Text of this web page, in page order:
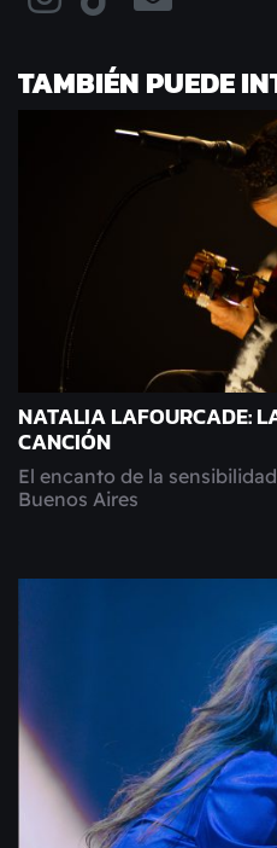
TAMBIÉN PUEDE
NATALIA LAFOURCADE:
CANCIÓN
El encanto de la
Buenos Aires